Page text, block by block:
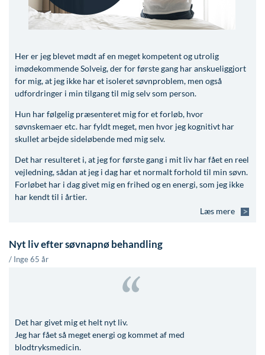
Ar og strækmærker
Hårtab
Aldersprægede håndrygge
Kropsforyngelse og opstramning
Intim konturering/foryngelse
Mandlig genitalområde - forskønnelse
Kosmetisk Plastikkirurgi
Kæbekirurgi
Modelopskrivning
Plasmaprodukter i æstetisk, kosmetisk og anti-
Prisliste
Skriv dig op
Udskrivelse
Kontakt os & Find vej
Nyttige links
Parkering og opladning på AROS Privathospital
Persondatapolitik på AROS
Rygepolitik
Samarbejde mellem specialer
Sengestuer
Standardbetingelser for privatbetalte
Vores mål
Her er jeg blevet mødt af en meget kompetent og utrolig
imødekommende Solveig, der for første gang har anskueliggjort
for mig, at jeg ikke har et isoleret søvnproblem, men også
udfordringer i min tilgang til mig selv som person.
Hun har følgelig præsenteret mig for et forløb, hvor
søvnskemaer etc. har fyldt meget, men hvor jeg kognitivt har
skullet arbejde sideløbende med mig selv.
Det har resulteret i, at jeg for første gang i mit liv har fået en reel
vejledning, sådan at jeg i dag har et normalt forhold til min søvn.
Forløbet har i dag givet mig en frihed og en energi, som jeg ikke
har kendt til i årtier.
Læs mere
Nyt liv efter søvnapnø behandling
/ Inge 65 år
Det har givet mig et helt nyt liv.
Jeg har fået så meget energi og kommet af med
blodtryksmedicin.